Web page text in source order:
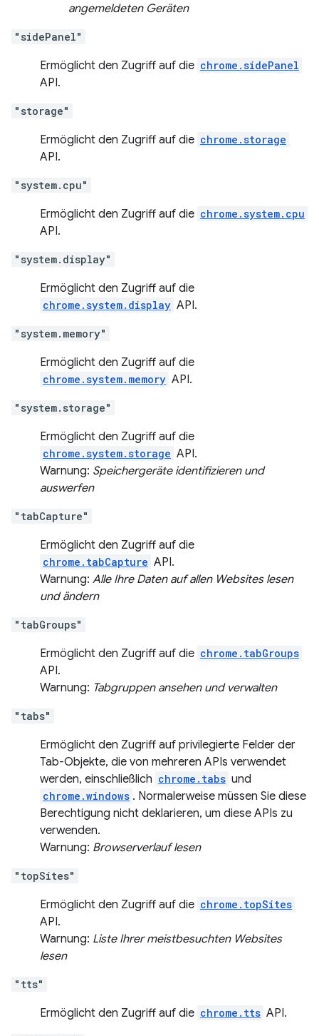
angemeldeten Geräten
"sidePanel"
Ermöglicht den Zugriff auf die chrome.sidePanel
API.
"storage"
Ermöglicht den Zugriff auf die chrome.storage
API.
"system.cpu"
Ermöglicht den Zugriff auf die chrome.system.cpu
API.
"system.display"
Ermöglicht den Zugriff auf die
chrome.system.display API.
"system.memory"
Ermöglicht den Zugriff auf die
chrome.system.memory API.
"system.storage"
Ermöglicht den Zugriff auf die
chrome.system.storage API.
Warnung: Speichergeräte identifizieren und
auswerfen
"tabCapture"
Ermöglicht den Zugriff auf die
chrome.tabCapture API.
Warnung: Alle Ihre Daten auf allen Websites lesen
und ändern
"tabGroups"
Ermöglicht den Zugriff auf die chrome.tabGroups
API.
Warnung: Tabgruppen ansehen und verwalten
"tabs"
Ermöglicht den Zugriff auf privilegierte Felder der
Tab-Objekte, die von mehreren APIs verwendet
werden, einschließlich chrome.tabs und
chrome.windows . Normalerweise müssen Sie diese
Berechtigung nicht deklarieren, um diese APIs zu
verwenden.
Warnung: Browserverlauf lesen
"topSites"
Ermöglicht den Zugriff auf die chrome.topSites
API.
Warnung: Liste Ihrer meistbesuchten Websites
lesen
"tts"
Ermöglicht den Zugriff auf die chrome.tts API.